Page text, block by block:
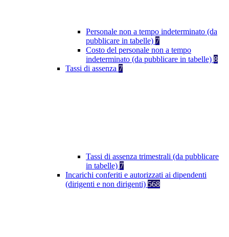
Personale non a tempo indeterminato (da
pubblicare in tabelle) 7
Costo del personale non a tempo
indeterminato (da pubblicare in tabelle) 8
Tassi di assenza 7
Tassi di assenza trimestrali (da pubblicare
in tabelle) 7
Incarichi conferiti e autorizzati ai dipendenti
(dirigenti e non dirigenti) 568